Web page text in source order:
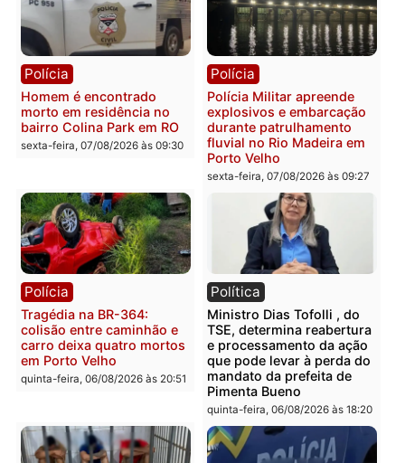
sexta-feira, 07/08/2026 às 12:24
Polícia
com mais de 72 quilos de
mercúrio escondidos em
estepe em Porto Velho
sexta-feira, 07/08/2026 às 09:38
Polícia
Polícia Civil deflagra
operação contra facção
criminosa que atacava
provedores de internet
Rondônia
sexta-feira, 07/08/2026 às
morto em residência no
bairro Colina Park em RO
Polícia
Polícia Militar apreende
explosivos e
durante patrulhamento